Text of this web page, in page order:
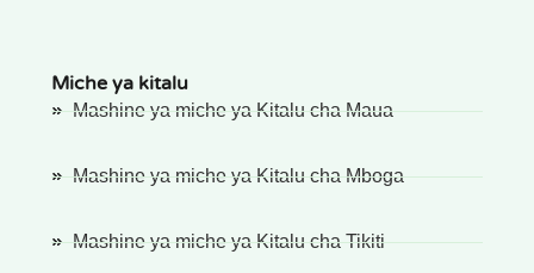
Miche ya kitalu
Mashine ya miche ya Kitalu cha Maua
Mashine ya miche ya Kitalu cha Mboga
Mashine ya miche ya Kitalu cha Tikiti